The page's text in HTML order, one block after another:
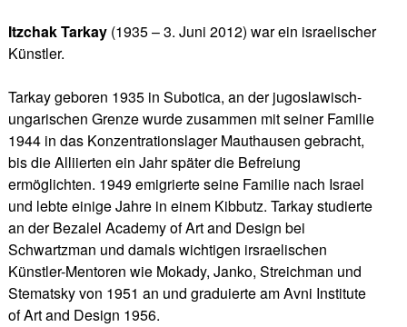
Itzchak Tarkay(1935 – 3. Juni 2012) war ein israelischer
Künstler.
Tarkay geboren 1935 in Subotica, an der jugoslawisch-
ungarischen Grenze wurde zusammen mit seiner Familie
1944 in das Konzentrationslager Mauthausen gebracht,
bis die Alliierten ein Jahr später die Befreiung
ermöglichten. 1949 emigrierte seine Familie nach Israel
und lebte einige Jahre in einem Kibbutz. Tarkay studierte
an der Bezalel Academy of Art and Design bei
Schwartzman und damals wichtigen irsraelischen
Künstler-Mentoren wie Mokady, Janko, Streichman und
Stematsky von 1951 an und graduierte am Avni Institute
of Art and Design 1956.